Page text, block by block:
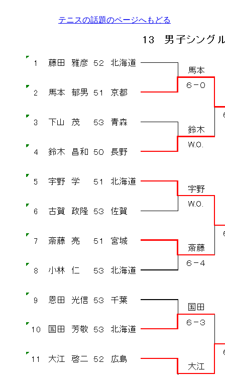
テニスの話題のページへもどる